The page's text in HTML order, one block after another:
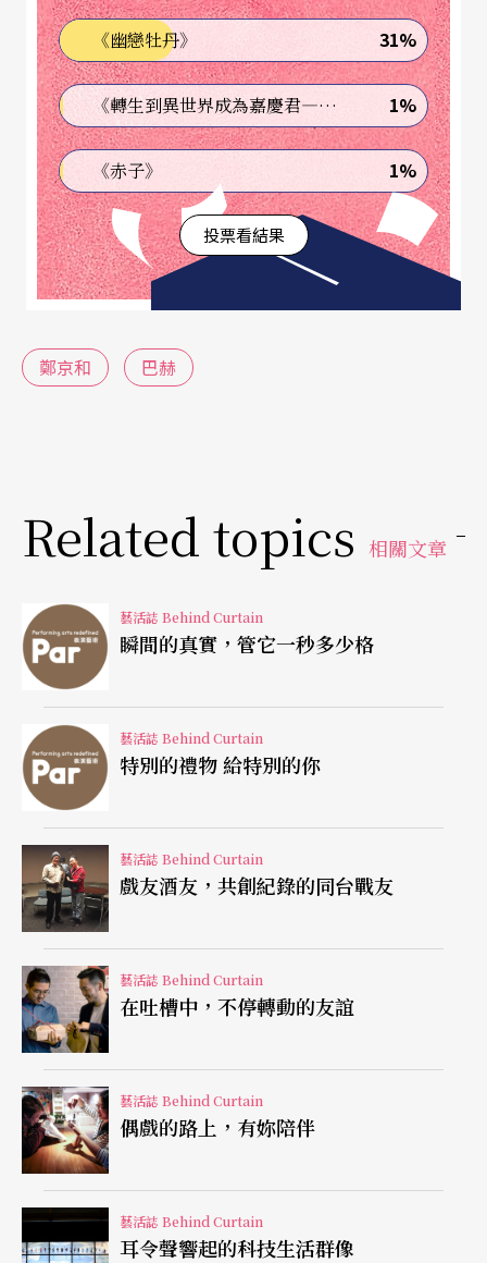
不重要。重要的是演奏者是否全心投入？演奏的本
質是否觸動人心？」年輕的演奏家這麼說，大概會
被當作屁孩講屁話；將近七十的鄭京和敢這麼說，
更用這套全新的錄音室作品來證明。這是很老人
家，很海明威、很張三豐，很有種馬革裹屍的口氣
與氣魄——兩年前，鄭京和甚至在倫敦的音樂會上
當場暫停演奏，指責台下的觀眾「等你的小孩長大
點，再帶他回來音樂會！」
字帖化的巴赫無伴奏
背景音樂，因為唯心主義的鄭京和幾乎漠視了複調
音樂的結構，那些期待聽到巴赫風格的朋友一定會
衡。她的視角是流動的，樂譜是卷軸式的，音樂是
極度線性的：如果把音符當文字，鄭京和其實不是
在演奏，她是在寫字！
以弓代筆的鄭大娘，將拆解出的「主旋律」筆走龍
蛇，節奏與強弱之檔位變幻，一如用墨之濃、淡、
燥、潤。至於數字低音更像是點、橫、撇、捺間的
縱橫筆勢。還記得過去莊裕安先生，曾以「楷書」
與「草書」，妙喻謝霖（Henryk Szeryng）與米爾
斯坦（Nathan Milstein）兩種經典的巴赫無伴奏。
鄭京和的這套新專輯，更像是一闋將巴赫的樂譜給
「字帖化」的作品。在鄭京和眼中，六首無伴奏與
其是一部大作中的六個段落，毋甯像是六首各言爾
志的詩歌集。管它「組曲」還是「奏鳴曲」，更甭
論Allemanda、Corrente、Sarabande還是Boure
e，鄭大娘走到哪裡寫到哪裡。據說當年柳公權曾在
金鑾殿前，分別以楷、行、草三種字體同時書寫，
《幽戀牡丹》 31%
《轉生到異世界成為嘉慶君—發現我的祖先是詐騙集團!?》 1%
《赤子》 1%
投票看結果
鄭京和 巴赫
Related topics 相關文章
藝活誌 Behind Curtain
瞬間的真實，管它一秒多少格
藝活誌 Behind Curtain
特別的禮物 給特別的你
藝活誌 Behind Curtain
戲友酒友，共創紀錄的同台戰友
藝活誌 Behind Curtain
在吐槽中，不停轉動的友誼
藝活誌 Behind Curtain
偶戲的路上，有妳陪伴
藝活誌 Behind Curtain
耳令聲響起的科技生活群像